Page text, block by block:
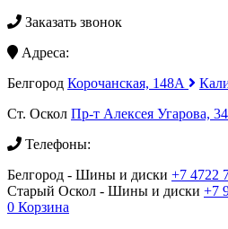
Заказать звонок
Адреса:
Белгород Корочанская, 148А
Ст. Оскол Пр-т Алексея Угарова, 34
Телефоны:
Белгород - Шины и диски +7 4722
Старый Оскол - Шины и диски +7
0 Корзина